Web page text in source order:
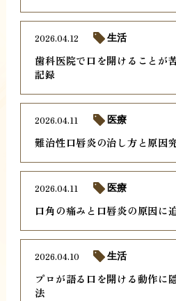
歯科医院で口を開けることが
記録
2026.04.12 生活
難治性口唇炎の治し方と原因
2026.04.11 医療
口角の痛みと口唇炎の原因に
2026.04.11 医療
プロが語る口を開ける動作に
法
2026.04.10 生活